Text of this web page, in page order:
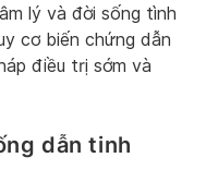
lý và đời sống tình
cơ biến chứng dẫn
điều trị sớm và
dẫn tinh